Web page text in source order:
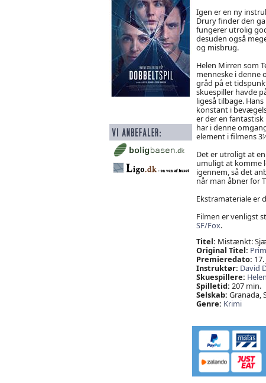
Igen er en ny
Drury finder den
fungerer utrolig
desuden også
og misbrug.
Helen Mirren som
menneske i denne
gråd på et
skuespiller havde
ligeså tilbage.
konstant i
er der en fantastisk
har i denne
element i filmens
Det er utroligt at
umuligt at komme
igennem, så det
når man åbner for
Ekstramateriale er
Filmen er venligst
SF/Fox.
Titel: Mistænkt:
Original Titel:
Premieredato:
Instruktør: David
Skuespillere:
Spilletid: 207 min.
Selskab: Granada,
Genre: Krimi